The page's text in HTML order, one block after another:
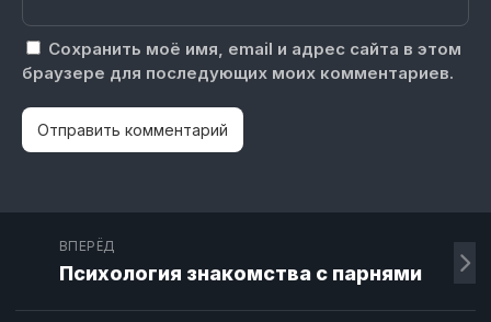
Сохранить моё имя, email и адрес сайта в этом
браузере для последующих моих комментариев.
ВПЕРЁД
Психология знакомства с парнями